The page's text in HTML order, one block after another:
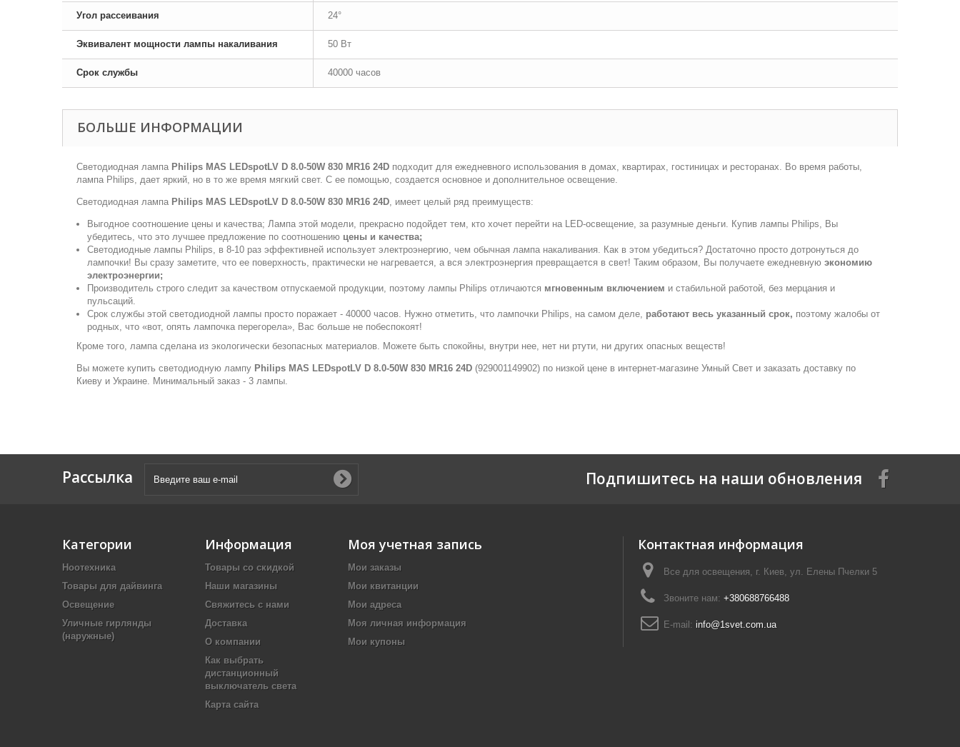
Угол рассеивания 24°
Эквивалент мощности лампы накаливания 50 Вт
Срок службы 40000 часов
БОЛЬШЕ ИНФОРМАЦИИ
Светодиодная лампа Philips MAS LEDspotLV D 8.0-50W 830 MR16 24D подходит для ежедневного использования в домах, квартирах, гостиницах и ресторанах. Во время работы,
лампа Philips, дает яркий, но в то же время мягкий свет. С ее помощью, создается основное и дополнительное освещение.
Светодиодная лампа Philips MAS LEDspotLV D 8.0-50W 830 MR16 24D, имеет целый ряд преимуществ:
Выгодное соотношение цены и качества; Лампа этой модели, прекрасно подойдет тем, кто хочет перейти на LED-освещение, за разумные деньги. Купив лампы Philips, Вы
убедитесь, что это лучшее предложение по соотношению цены и качества;
Светодиодные лампы Philips, в 8-10 раз эффективней использует электроэнергию, чем обычная лампа накаливания. Как в этом убедиться? Достаточно просто дотронуться до
лампочки! Вы сразу заметите, что ее поверхность, практически не нагревается, а вся электроэнергия превращается в свет! Таким образом, Вы получаете ежедневную экономию
электроэнергии;
Производитель строго следит за качеством отпускаемой продукции, поэтому лампы Philips отличаются мгновенным включением и стабильной работой, без мерцания и
пульсаций.
Срок службы этой светодиодной лампы просто поражает - 40000 часов. Нужно отметить, что лампочки Philips, на самом деле, работают весь указанный срок, поэтому жалобы от
родных, что «вот, опять лампочка перегорела», Вас больше не побеспокоят!
Кроме того, лампа сделана из экологически безопасных материалов. Можете быть спокойны, внутри нее, нет ни ртути, ни других опасных веществ!
Вы можете купить светодиодную лампу Philips MAS LEDspotLV D 8.0-50W 830 MR16 24D (929001149902) по низкой цене в интернет-магазине Умный Свет и заказать доставку по
Киеву и Украине. Минимальный заказ - 3 лампы.
Рассылка Подпишитесь на наши обновления
Категории
Ноотехника
Товары для дайвинга
Освещение
Уличные гирлянды
(наружные)
Информация
Товары со скидкой
Наши магазины
Свяжитесь с нами
Доставка
О компании
Как выбрать
дистанционный
выключатель света
Карта сайта
Моя учетная запись
Мои заказы
Мои квитанции
Мои адреса
Моя личная информация
Мои купоны
Контактная информация
Все для освещения, г. Киев, ул. Елены Пчелки 5
Звоните нам: +380688766488
E-mail: info@1svet.com.ua